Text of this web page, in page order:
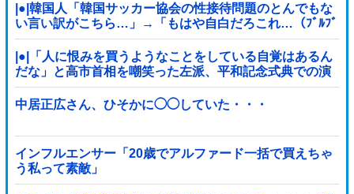
|●|韓国人「韓国サッカー協会の性接待問題のとんでもな
い言い訳がこちら…」→「もはや自白だろこれ…（ﾌﾞﾙﾌﾞ
ﾙ」＝韓国の反応
|●|「人に恨みを買うようなことをしている自覚はあるん
だな」と高市首相を嘲笑った左派、平和記念式典での演
説にケチを付けるも……
中居正広さん、ひそかに◯◯していた・・・
インフルエンサー「20歳でアルファード一括で買えちゃ
う私って素敵」